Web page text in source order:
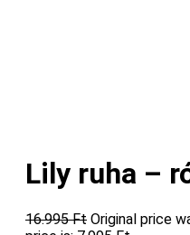
Lily ruha –
16.995Ft Original price